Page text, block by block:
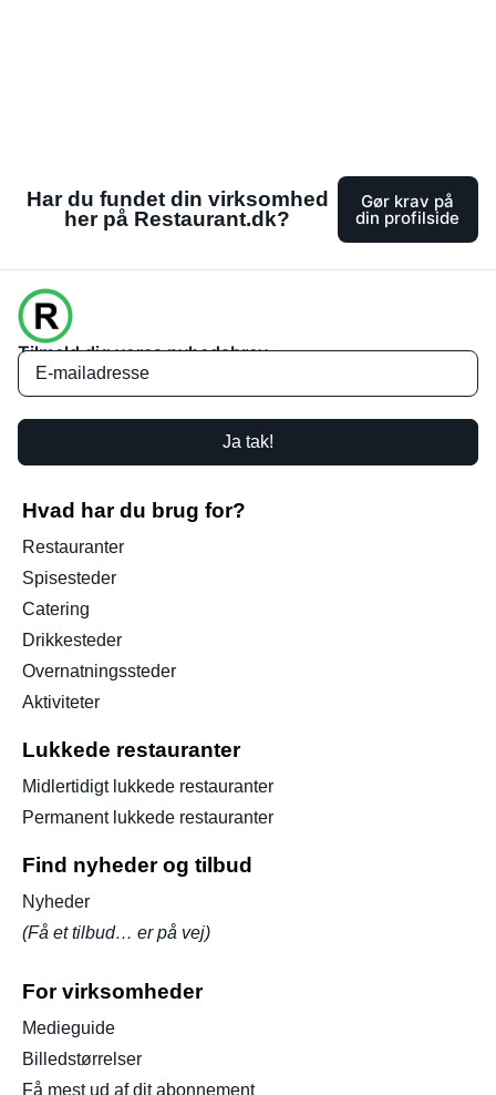
Har du fundet din virksomhed
her på Restaurant.dk?
Gør krav på
din profilside
Tilmeld dig vores nyhedsbrev
Ja tak!
Hvad har du brug for?
Restauranter
Spisesteder
Catering
Drikkesteder
Overnatningssteder
Aktiviteter
Lukkede restauranter
Midlertidigt lukkede restauranter
Permanent lukkede restauranter
Find nyheder og tilbud
Nyheder
(Få et tilbud… er på vej)
For virksomheder
Medieguide
Billedstørrelser
Få mest ud af dit abonnement